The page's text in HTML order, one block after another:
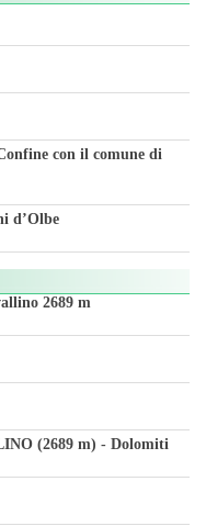
con il comune di
d’Olbe
2689 m
(2689 m) - Dolomiti